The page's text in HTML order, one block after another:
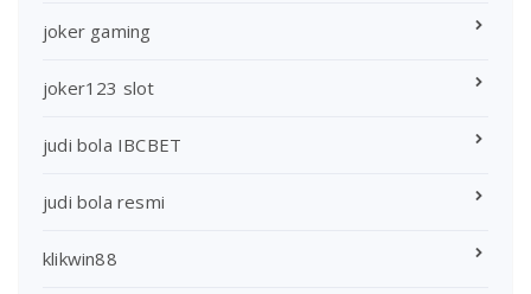
joker gaming
joker123 slot
judi bola IBCBET
judi bola resmi
klikwin88